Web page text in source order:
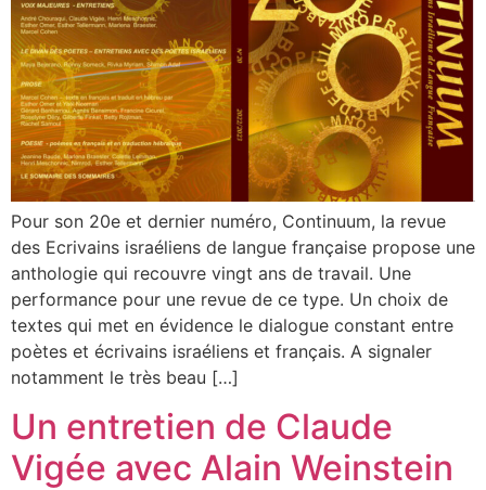
Pour son 20e et dernier numéro, Continuum, la revue
des Ecrivains israéliens de langue française propose une
anthologie qui recouvre vingt ans de travail. Une
performance pour une revue de ce type. Un choix de
textes qui met en évidence le dialogue constant entre
poètes et écrivains israéliens et français. A signaler
notamment le très beau […]
Un entretien de Claude
Vigée avec Alain Weinstein